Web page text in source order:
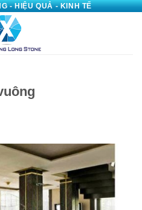
- HIỆU QUẢ - KINH TẾ